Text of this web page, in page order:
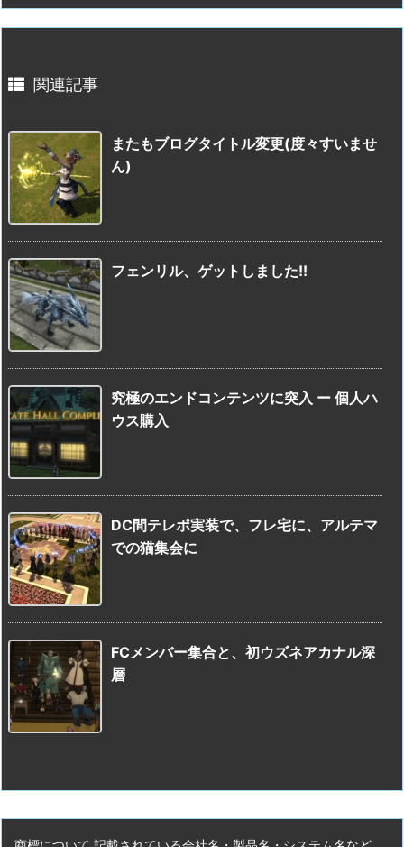
関連記事
またもブログタイトル変更(度々すいませ
ん)
フェンリル、ゲットしました!!
究極のエンドコンテンツに突入 ー 個人ハ
ウス購入
DC間テレポ実装で、フレ宅に、アルテマ
での猫集会に
FCメンバー集合と、初ウズネアカナル深
層